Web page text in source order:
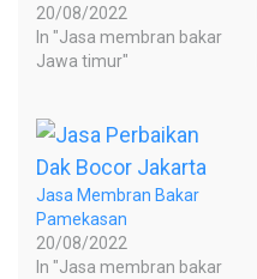
20/08/2022
In "Jasa membran bakar
Jawa timur"
Jasa Membran Bakar
Pamekasan
20/08/2022
In "Jasa membran bakar